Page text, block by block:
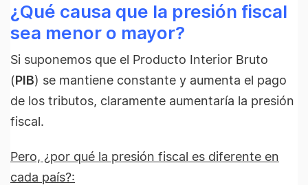
¿Qué causa que la presión fiscal
sea menor o mayor?
Si suponemos que el Producto Interior Bruto
(PIB) se mantiene constante y aumenta el pago
de los tributos, claramente aumentaría la presión
fiscal.
Pero, ¿por qué la presión fiscal es diferente en
cada país?: